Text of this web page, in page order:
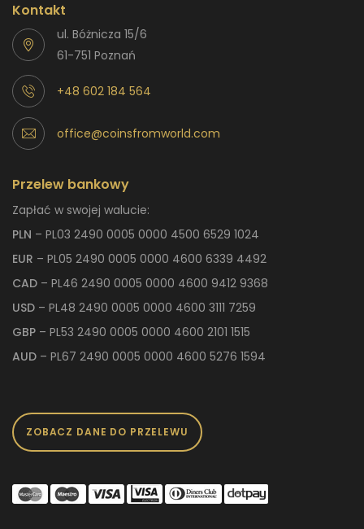
Kontakt
ul. Bóżnicza 15/6
61-751 Poznań
+48 602 184 564
office@coinsfromworld.com
Przelew bankowy
Zapłać w swojej walucie:
PLN – PL03 2490 0005 0000 4500 6529 1024
EUR – PL05 2490 0005 0000 4600 6339 4492
CAD – PL46 2490 0005 0000 4600 9412 9368
USD – PL48 2490 0005 0000 4600 3111 7259
GBP – PL53 2490 0005 0000 4600 2101 1515
AUD – PL67 2490 0005 0000 4600 5276 1594
ZOBACZ DANE DO PRZELEWU